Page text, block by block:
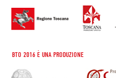
BTO 2016 È UNA PRODUZIONE